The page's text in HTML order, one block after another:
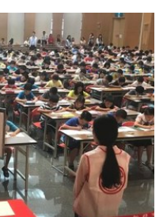
一名更加發獎學金，另為獎
獎」鼓勵優秀選手，且各組榮
獎狀, 整..